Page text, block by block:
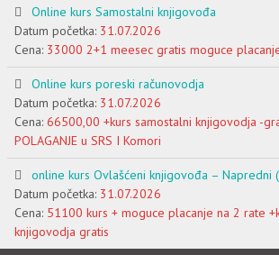
Online kurs Samostalni knjigovođa
Datum početka: 31.07.2026
Cena: 33000 2+1 meesec gratis moguce
Online kurs poreski računovodja
Datum početka: 31.07.2026
Cena: 66500,00 +kurs samostalni knjigovodja -
POLAGANJE u SRS I Komori
online kurs Ovlašćeni knjigovođa – Napredni
Datum početka: 31.07.2026
Cena: 51100 kurs + moguce placanje na 2 rate
knjigovodja gratis